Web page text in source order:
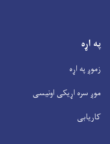
په اړه
زموږ په اړه
موږ سره اړیکی اونیسی
کاریابی